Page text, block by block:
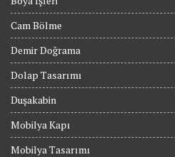
Cam Bölme
Demir Doğrama
Dolap Tasarımı
Duşakabin
Mobilya Kapı
Mobilya Tasarımı